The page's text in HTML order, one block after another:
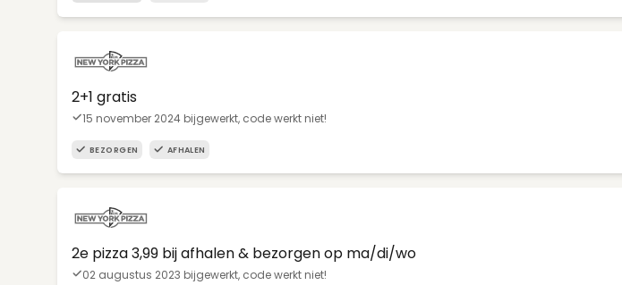
2+1 gratis
15 november 2024 bijgewerkt, code werkt niet!
BEZORGEN AFHALEN
2e pizza 3,99 bij afhalen & bezorgen op ma/di/wo
02 augustus 2023 bijgewerkt, code werkt niet!